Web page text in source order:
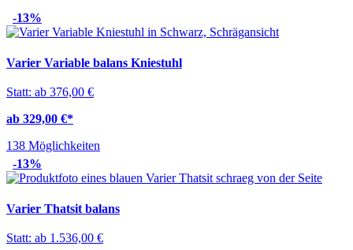
-13%
Varier Variable balans Kniestuhl
Statt: ab 376,00 €
ab 329,00 €*
138 Möglichkeiten
-13%
Varier Thatsit balans
Statt: ab 1.536,00 €